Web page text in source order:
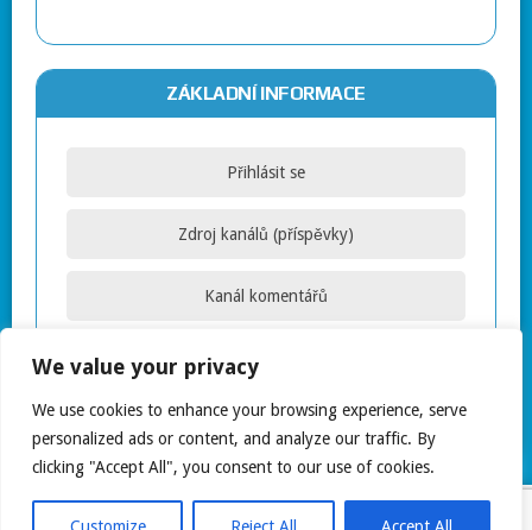
We value your privacy
We use cookies to enhance your browsing experience, serve
personalized ads or content, and analyze our traffic. By
clicking "Accept All", you consent to our use of cookies.
ZÁKLADNÍ INFORMACE
Přihlásit se
Zdroj kanálů (příspěvky)
Kanál komentářů
Česká lokalizace
COPYRIGHT © 2026 ELHGAME.CZ